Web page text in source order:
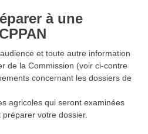
à une
et toute autre information
de la Commission (voir ci-contre
concernant les dossiers de
agricoles qui seront examinées
préparer votre dossier.